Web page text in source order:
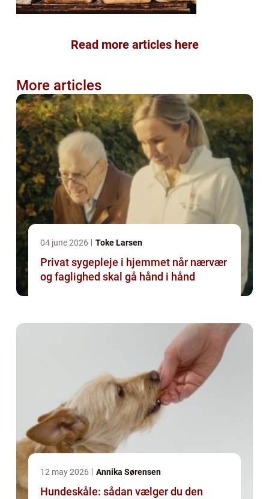
Read more articles here
More articles
04 june 2026 Toke Larsen
Privat sygepleje i hjemmet når nærvær
og faglighed skal gå hånd i hånd
12 may 2026 Annika Sørensen
Hundeskåle: sådan vælger du den